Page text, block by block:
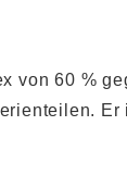
von 60 %